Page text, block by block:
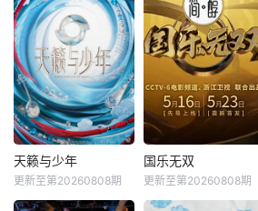
天籁与少年
更新至第20260808期
国乐无双
更新至第20260808期